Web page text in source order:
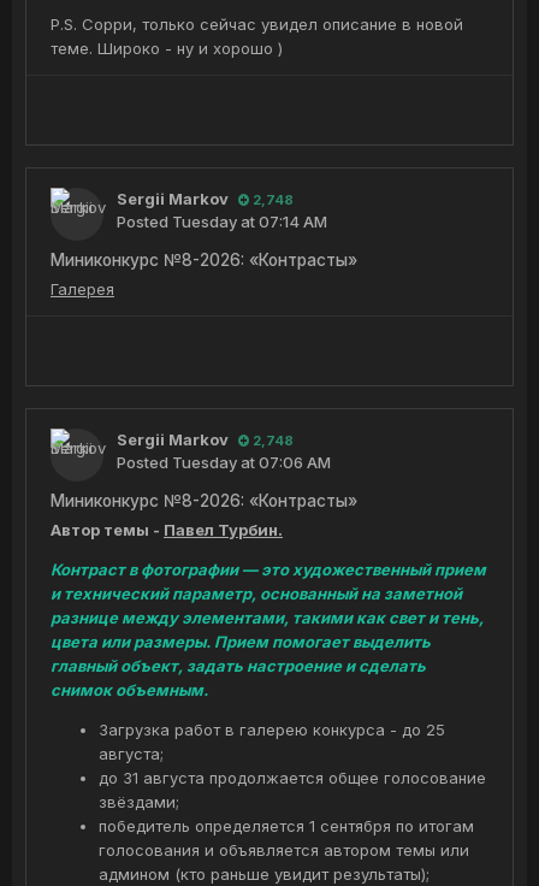
P.S. Сорри, только сейчас увидел описание в новой
теме. Широко - ну и хорошо )
Sergii Markov 2,748
Posted Tuesday at 07:14 AM
Миниконкурс №8-2026: «Контрасты»
Галерея
Sergii Markov 2,748
Posted Tuesday at 07:06 AM
Миниконкурс №8-2026: «Контрасты»
Автор темы - Павел Турбин.
Контраст в фотографии — это художественный прием
и технический параметр, основанный на заметной
разнице между элементами, такими как свет и тень,
цвета или размеры. Прием помогает выделить
главный объект, задать настроение и сделать
снимок объемным.
Загрузка работ в галерею конкурса - до 25
августа;
до 31 августа продолжается общее голосование
звёздами;
победитель определяется 1 сентября по итогам
голосования и объявляется автором темы или
админом (кто раньше увидит результаты);